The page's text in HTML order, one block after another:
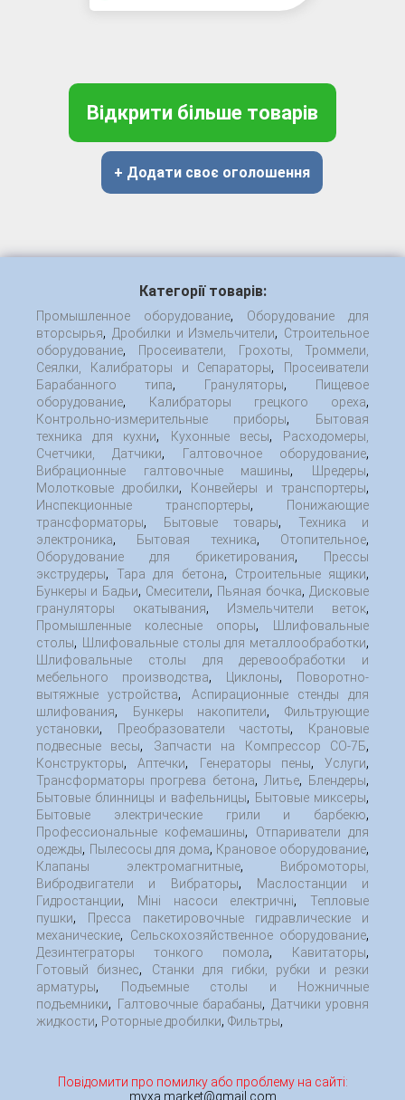
Відкрити більше товарів
+ Додати своє оголошення
Категорії товарів:
Промышленное оборудование,
Оборудование для
вторсырья, Дробилки и Измельчители, Строительное
оборудование,
Просеиватели, Грохоты, Троммели,
Сеялки, Калибраторы и Сепараторы,
Просеиватели
Барабанного типа, Грануляторы,
Пищевое
оборудование, Калибраторы грецкого ореха,
Контрольно-измерительные приборы,
Бытовая
техника для кухни, Кухонные весы,
Расходомеры,
Счетчики, Датчики, Галтовочное оборудование,
Вибрационные галтовочные машины, Шредеры,
Молотковые дробилки, Конвейеры и транспортеры,
Инспекционные транспортеры,
Понижающие
трансформаторы, Бытовые товары,
Техника и
электроника, Бытовая техника, Отопительное,
Оборудование для брикетирования,
Прессы
экструдеры,Тара для бетона, Строительные ящики,
Бункеры и Бадьи, Смесители, Пьяная бочка,Дисковые
грануляторы окатывания, Измельчители веток,
Промышленные колесные опоры,
Шлифовальные
столы, Шлифовальные столы для металлообработки,
Шлифовальные столы для деревообработки и
мебельного производства, Циклоны,
Поворотно-
вытяжные устройства,
Аспирационные стенды для
шлифования, Бункеры накопители,Фильтрующие
установки, Преобразователи частоты,
Крановые
подвесные весы, Запчасти на Компрессор СО-7Б,
Конструкторы,Аптечки, Генераторы пены, Услуги,
Трансформаторы прогрева бетона, Литье, Блендеры,
Бытовые блинницы и вафельницы, Бытовые миксеры,
Бытовые электрические грили и барбекю,
Профессиональные кофемашины,
Отпариватели для
одежды, Пылесосы для дома, Крановое оборудование,
Клапаны электромагнитные,
Вибромоторы,
Вибродвигатели и Вибраторы,
Маслостанции и
Гидростанции, Міні насоси електричні, Тепловые
пушки,
Пресса пакетировочные гидравлические и
механические, Сельскохозяйственное оборудование,
Дезинтеграторы тонкого помола, Кавитаторы,
Готовый бизнес,
Станки для гибки, рубки и резки
арматуры,
Подъемные столы и Ножничные
подъемники, Галтовочные барабаны, Датчики уровня
жидкости, Роторные дробилки, Фильтры,
Повідомити про помилку або проблему на сайті:
myxa.market@gmail.com